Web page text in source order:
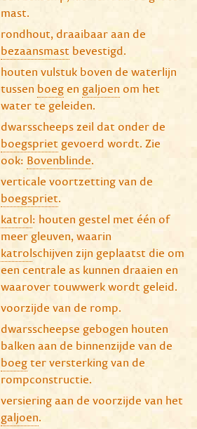
mast.
rondhout, draaibaar aan de
bezaansmast bevestigd.
houten vulstuk boven de waterlijn
tussen boeg en galjoen om het
water te geleiden.
dwarsscheeps zeil dat onder de
boegspriet gevoerd wordt. Zie
ook: Bovenblinde.
verticale voortzetting van de
boegspriet.
katrol: houten gestel met één of
meer gleuven, waarin
katrolschijven zijn geplaatst die om
een centrale as kunnen draaien en
waarover touwwerk wordt geleid.
voorzijde van de romp.
dwarsscheepse gebogen houten
balken aan de binnenzijde van de
boegter versterking van de
rompconstructie.
versiering aan de voorzijde van het
galjoen.